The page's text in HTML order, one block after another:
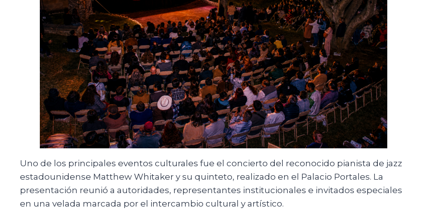
Uno de los principales eventos culturales fue el concierto del reconocido pianista de jazz
estadounidense Matthew Whitaker y su quinteto, realizado en el Palacio Portales. La
presentación reunió a autoridades, representantes institucionales e invitados especiales
en una velada marcada por el intercambio cultural y artístico.